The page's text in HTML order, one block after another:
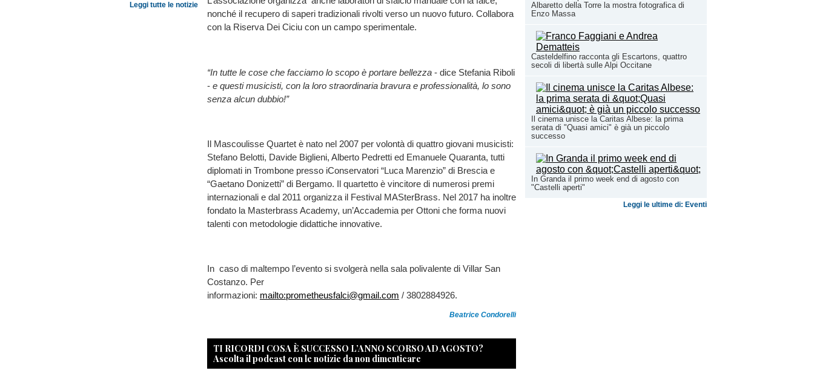
Albaretto della Torre la mostra fotografica di
Enzo Massa
Casteldelfino racconta gli Escartons, quattro
secoli di libertà sulle Alpi Occitane
Il cinema unisce la Caritas Albese: la prima
serata di "Quasi amici" è già un piccolo
successo
In Granda il primo week end di agosto con
"Castelli aperti"
Leggi le ultime di: Eventi
Leggi tutte le notizie
nonché il recupero di saperi tradizionali rivolti verso un nuovo futuro. Collabora
con la Riserva Dei Ciciu con un campo sperimentale.
“In tutte le cose che facciamo lo scopo è portare bellezza - dice Stefania Riboli
- e questi musicisti, con la loro straordinaria bravura e professionalità, lo sono
senza alcun dubbio!”
Il Mascoulisse Quartet è nato nel 2007 per volontà di quattro giovani musicisti:
Stefano Belotti, Davide Biglieni, Alberto Pedretti ed Emanuele Quaranta, tutti
diplomati in Trombone presso iConservatori “Luca Marenzio” di Brescia e
“Gaetano Donizetti” di Bergamo. Il quartetto è vincitore di numerosi premi
internazionali e dal 2011 organizza il Festival MASterBrass. Nel 2017 ha inoltre
fondato la Masterbrass Academy, un’Accademia per Ottoni che forma nuovi
talenti con metodologie didattiche innovative.
In caso di maltempo l’evento si svolgerà nella sala polivalente di Villar San
Costanzo. Per
informazioni: mailto:prometheusfalci@gmail.com / 3802884926.
Beatrice Condorelli
TI RICORDI COSA È SUCCESSO L’ANNO SCORSO AD AGOSTO?
Ascolta il podcast con le notizie da non dimenticare